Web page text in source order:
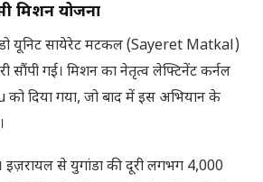
मिशन योजना
यूनिट सायेरेट मटकल (Sayeret Matkal)
सौंपी गई। मिशन का नेतृत्व लेफ्टिनेंट कर्नल
दिया गया, जो बाद में इस अभियान के
इज़रायल से युगांडा की दूरी लगभग 4,000